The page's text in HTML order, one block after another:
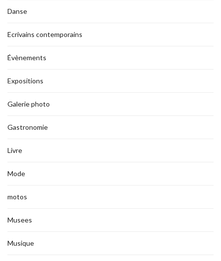
Danse
Ecrivains contemporains
Évènements
Expositions
Galerie photo
Gastronomie
Livre
Mode
motos
Musees
Musique